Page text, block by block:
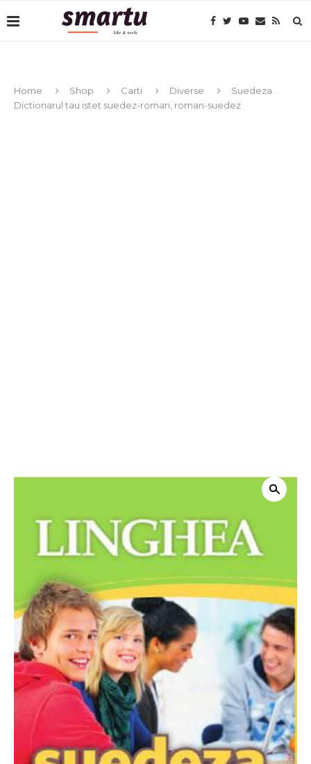
Home Shop Carti Diverse
Suedeza.
Dictionarul tau istet suedez-roman, roman-suedez